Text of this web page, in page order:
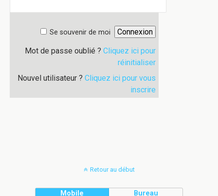
Se souvenir de moi
Mot de passe oublié ? Cliquez ici pour
réinitialiser
Nouvel utilisateur ? Cliquez ici pour vous
inscrire
Retour au début
Mobile Bureau